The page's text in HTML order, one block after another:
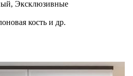
Эксклюзивные
кость и др.